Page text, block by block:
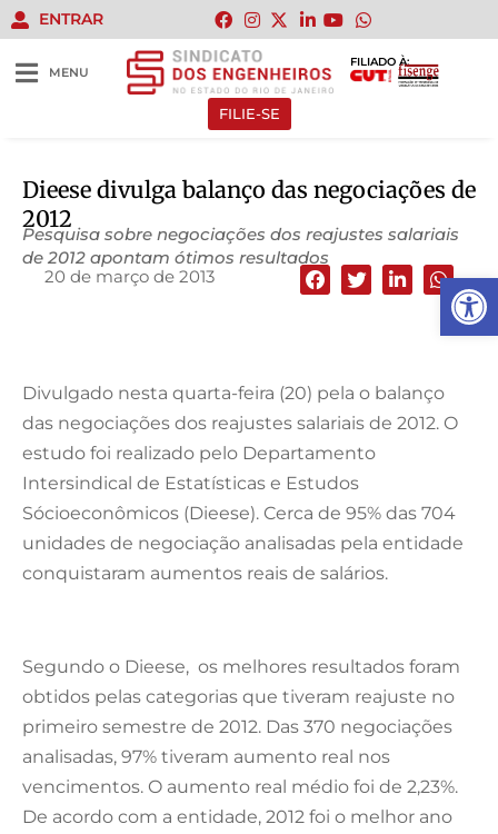
Abrir
ENTRAR
MENU
FILIADO À:
FILIE-SE
Dieese divulga balanço das negociações de
2012
Pesquisa sobre negociações dos reajustes salariais
de 2012 apontam ótimos resultados
20 de março de 2013
Divulgado nesta quarta-feira (20) pela o balanço
das negociações dos reajustes salariais de 2012. O
estudo foi realizado pelo Departamento
Intersindical de Estatísticas e Estudos
Sócioeconômicos (Dieese). Cerca de 95% das 704
unidades de negociação analisadas pela entidade
conquistaram aumentos reais de salários.
Segundo o Dieese, os melhores resultados foram
obtidos pelas categorias que tiveram reajuste no
primeiro semestre de 2012. Das 370 negociações
analisadas, 97% tiveram aumento real nos
vencimentos. O aumento real médio foi de 2,23%.
De acordo com a entidade, 2012 foi o melhor ano